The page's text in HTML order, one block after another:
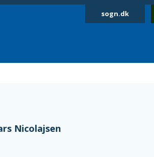
sogn.dk
Nicolajsen